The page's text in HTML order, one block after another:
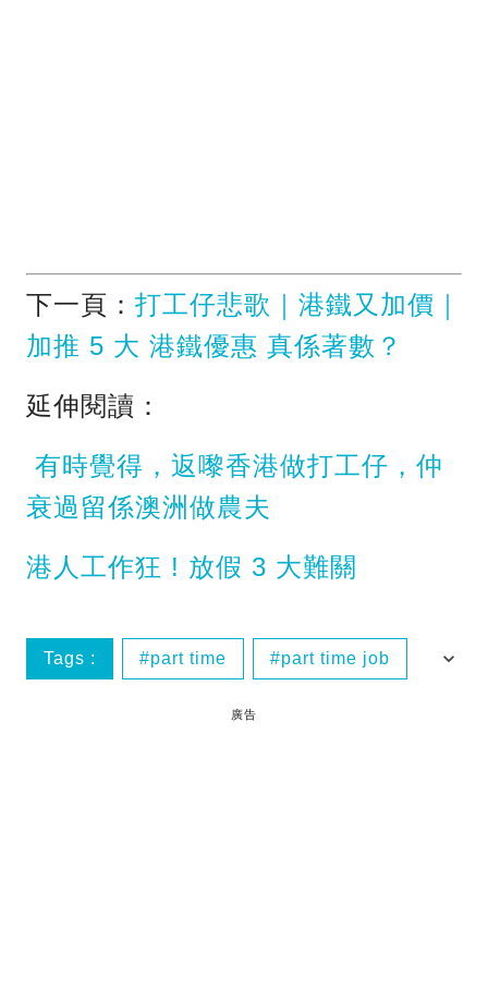
下一頁： 打工仔悲歌｜港鐵又加價｜
加推 5 大 港鐵優惠 真係著數？
延伸閱讀：
有時覺得，返嚟香港做打工仔，仲
衰過留係澳洲做農夫
港人工作狂 ! 放假 3 大難關
Tags : part time part time job
兼職空姐姥姥
廣告